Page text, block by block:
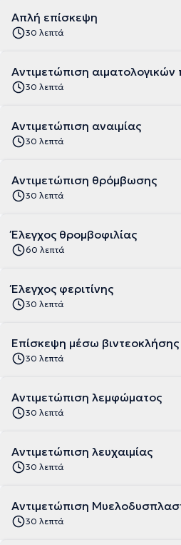
Απλή επίσκεψη
30 λεπτά
Αντιμετώπιση
30 λεπτά
Αντιμετώπιση αναιμίας
30 λεπτά
Αντιμετώπιση θρόμβωσης
30 λεπτά
Έλεγχος θρομβοφιλίας
60 λεπτά
Έλεγχος φεριτίνης
30 λεπτά
Επίσκεψη μέσω βιντεοκλήσης
30 λεπτά
Αντιμετώπιση λεμφώματος
30 λεπτά
Αντιμετώπιση λευχαιμίας
30 λεπτά
Αντιμετώπιση
30 λεπτά